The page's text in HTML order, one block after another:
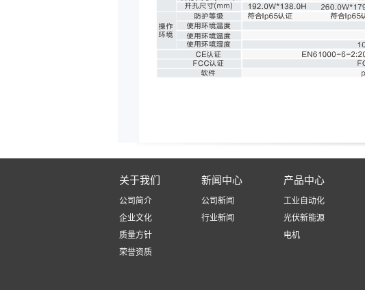
关于我们
公司简介
企业文化
质量方针
荣誉资质
新闻中心
公司新闻
行业新闻
产品中心
工业自动化
光伏新能源
电机